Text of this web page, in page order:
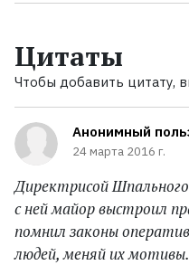
Цитаты
Чтобы добавить цитату,
Анонимный
24 марта 2016 г.
Директрисой
с ней майор выстроил
помнил законы
людей, меняй их мотивы.